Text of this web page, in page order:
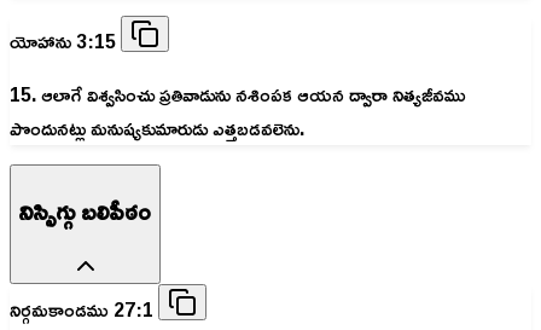
యోహాను 3:15
15. ఆలాగే విశ్వసించు ప్రతివాడును నశింపక ఆయన ద్వారా నిత్యజీవము
పొందునట్లు మనుష్యకుమారుడు ఎత్తబడవలెను.
నిస్సిగ్గు బలిపీఠం
నిర్గమకాండము 27:1